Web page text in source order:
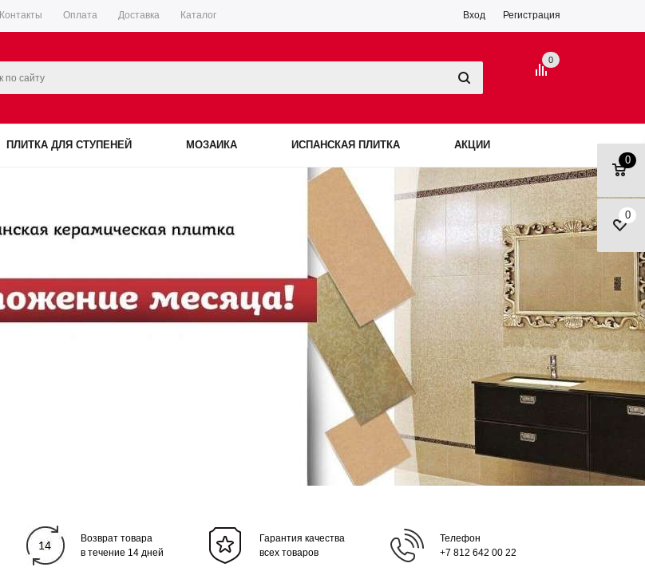
Контакты Оплата Доставка Каталог Вход Регистрация
0
0
0
ПЛИТКА ДЛЯ СТУПЕНЕЙ МОЗАИКА ИСПАНСКАЯ ПЛИТКА АКЦИИ
Возврат товара
в течение 14 дней
Гарантия качества
всех товаров
Телефон
+7 812 642 00 22